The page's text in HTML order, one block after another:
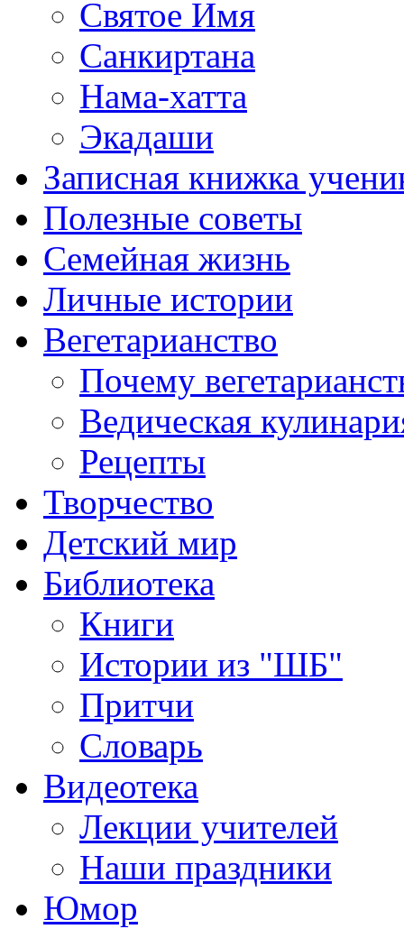
Святое Имя
Санкиртана
Нама-хатта
Экадаши
Записная книжка
Полезные советы
Семейная жизнь
Личные истории
Вегетарианство
Почему
Ведическая
Рецепты
Творчество
Детский мир
Библиотека
Книги
Истории из "ШБ"
Притчи
Словарь
Видеотека
Лекции учителей
Наши праздники
Юмор